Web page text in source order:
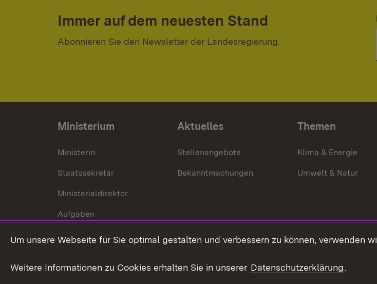
Immer auf dem neuesten Stand
Abonnieren Sie den Newsletter der Landesregierung.
Ministerium
Ministerin
Staatssekretär
Ministerialdirektor
Aufgaben
Internationale
Aktuelles
Stellenangebote
Bekanntmachungen
Themen
Klima & Energie
Umwelt & Natur
Um unsere Webseite für Sie optimal gestalten und verbessern zu können, verwenden
Weitere Informationen zu Cookies erhalten Sie in unserer Datenschutzerklärung.